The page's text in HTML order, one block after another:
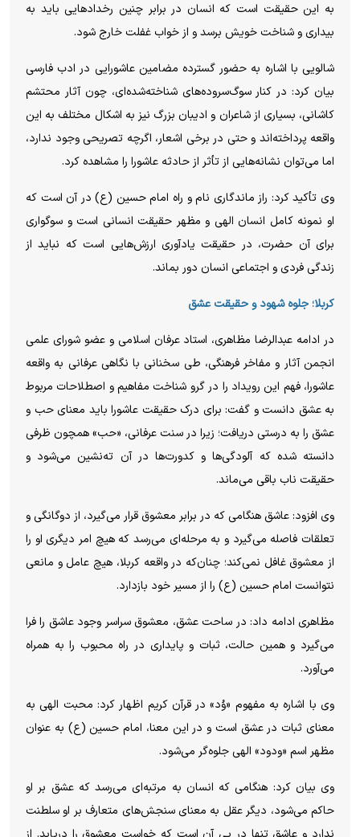
به این حقیقت است که انسان در برابر چنین رخداد‌هایی باید به
بیداری و شناخت خویش برسد و از خواب غفلت خارج شود.
شالویی با اشاره به حضور گسترده مضامین عاشورایی در ادب فارسی
بیان کرد: در کنار سوگ‌سروده‌های شناخته‌شده‌ای، چون آثار محتشم
کاشانی، بسیاری از شاعران و ادیبان بزرگ نیز به اشکال مختلف به این
واقعه پرداخته‌اند و حتی در برخی اشعار، اگرچه تصریحی وجود ندارد،
اما می‌توان نشانه‌هایی از تأثر از حادثه عاشورا را مشاهده کرد.
وی تأکید کرد: راز ماندگاری نام و راه امام حسین (ع) در آن است که
او نمونه کامل انسان الهی و مظهر حقیقت انسانی است و سوگواری
برای آن حضرت، در حقیقت یادآوری ارزش‌هایی است که نباید از
زندگی فردی و اجتماعی انسان دور بماند.
کربلا؛ جلوه شهود و حقیقت عشق
در ادامه عبدالرضا مظاهری، استاد عرفان اسلامی و عضو شورای علمی
انجمن آثار و مفاخر فرهنگی، طی سخنانی با نگاهی عرفانی به واقعه
عاشورا، فهم این رویداد را در گرو شناخت مفاهیم و اصطلاحات مربوط
به عشق دانست و گفت: برای درک حقیقت عاشورا باید معنای حب و
عشق را به درستی دریافت؛ زیرا در سنت عرفانی، «حب» همچون ظرفی
دانسته شده که آلودگی‌ها و کدورت‌ها در آن ته‌نشین می‌شود و
حقیقت ناب باقی می‌ماند.
وی افزود: عاشق هنگامی که در برابر معشوق قرار می‌گیرد، از دوگانگی و
تعلقات فاصله می‌گیرد و به مرحله‌ای می‌رسد که هیچ امر دیگری او را
از معشوق غافل نمی‌کند؛ چنان‌که در واقعه کربلا، هیچ عامل و مانعی
نتوانست امام حسین (ع) را از مسیر خود بازدارد.
مظاهری ادامه داد: در ساحت عشق، معشوق سراسر وجود عاشق را فرا
می‌گیرد و همین حالت، ثبات و پایداری در راه محبوب را به همراه
می‌آورد.
وی با اشاره به مفهوم «وُد» در قرآن کریم اظهار کرد: محبت الهی به
معنای ثبات در عشق است و در این معنا، امام حسین (ع) به عنوان
مظهر اسم «ودود» الهی جلوه‌گر می‌شود.
وی بیان کرد: هنگامی که انسان به مرتبه‌ای می‌رسد که عشق بر او
حاکم می‌شود، دیگر عقل به معنای سنجش‌های متعارف بر او سلطنت